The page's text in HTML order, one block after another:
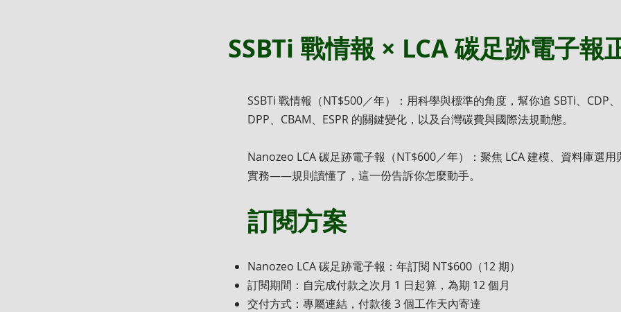
SSBTi 戰情報 × LCA 碳足跡電子報
SSBTi 戰情報（NT$500／年）：用科學與標準的角度，幫你追 SBTi、CDP
DPP、CBAM、ESPR 的關鍵變化，以及台灣碳費與國際法規動態。
Nanozeo LCA 碳足跡電子報（NT$600／年）：聚焦 LCA 建模、資料庫選用
實務——規則讀懂了，這一份告訴你怎麼動手。
訂閱方案
Nanozeo LCA 碳足跡電子報：年訂閱 NT$600（12 期）
訂閱期間：自完成付款之次月 1 日起算，為期 12 個月
交付方式：專屬連結，付款後 3 個工作天內寄達